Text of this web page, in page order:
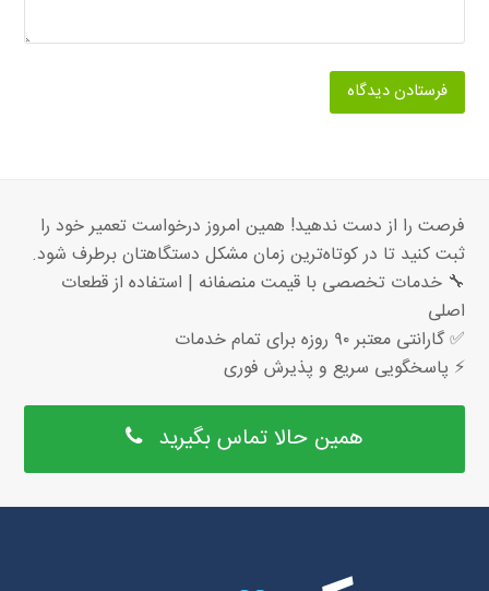
فرصت را از دست ندهید! همین امروز درخواست تعمیر خود را
ثبت کنید تا در کوتاه‌ترین زمان مشکل دستگاهتان برطرف شود.
🔧 خدمات تخصصی با قیمت منصفانه | استفاده از قطعات
اصلی
✅ گارانتی معتبر ۹۰ روزه برای تمام خدمات
⚡ پاسخگویی سریع و پذیرش فوری
همین حالا تماس بگیرید